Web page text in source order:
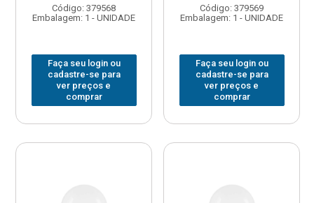
Código: 379568
Embalagem: 1 - UNIDADE
Faça seu login ou
cadastre-se para
ver preços e
comprar
Código: 379569
Embalagem: 1 - UNIDADE
Faça seu login ou
cadastre-se para
ver preços e
comprar